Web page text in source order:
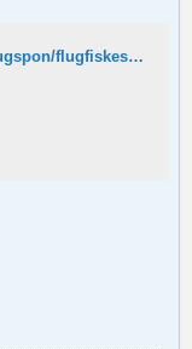
https://www.flugor.se/flugspon/flugfiskeset/opal-complete-4788